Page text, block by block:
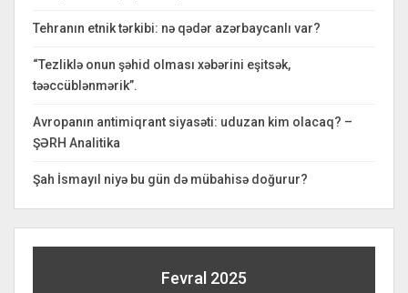
Tehranın etnik tərkibi: nə qədər azərbaycanlı var?
“Tezliklə onun şəhid olması xəbərini eşitsək,
təəccüblənmərik”.
Avropanın antimiqrant siyasəti: uduzan kim olacaq? –
ŞƏRH Analitika
Şah İsmayıl niyə bu gün də mübahisə doğurur?
Fevral 2025